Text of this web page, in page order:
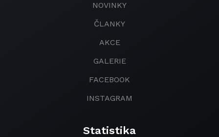
NOVINKY
ČLANKY
AKCE
GALERIE
FACEBOOK
INSTAGRAM
Statistika